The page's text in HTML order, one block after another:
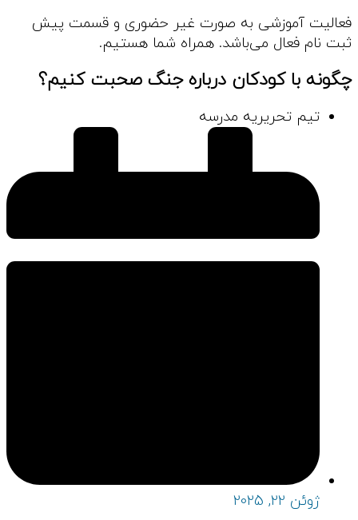
فعالیت آموزشی به صورت غیر حضوری و قسمت پیش
ثبت نام فعال می‌باشد. همراه شما هستیم.
چگونه با کودکان درباره جنگ صحبت کنیم؟
تیم تحریریه مدرسه
ژوئن 22, 2025